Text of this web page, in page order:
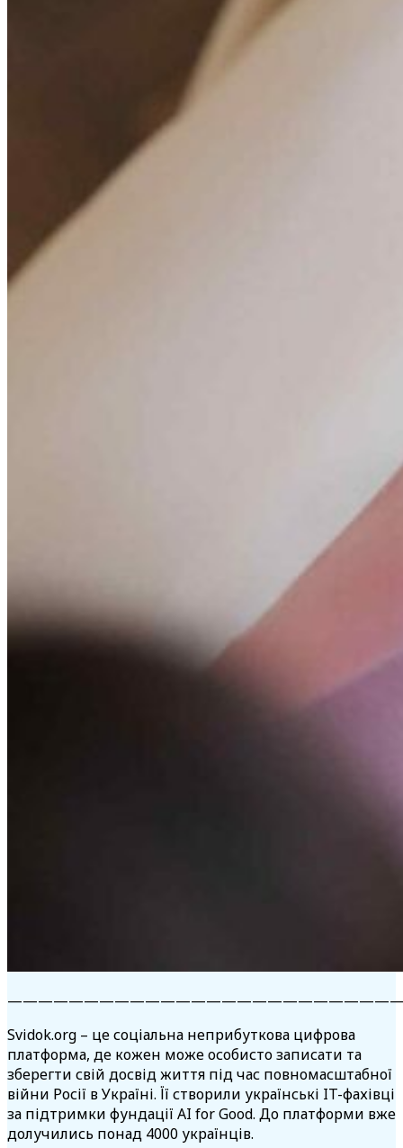
Svidok.org – цесоціальна неприбуткова цифрова
платформа, де кожен може особисто записати та
зберегти свій досвід життя під час повномасштабної
війни Росії в Україні. Її створили українські IT-фахівці
за підтримки фундації AI for Good. До платформи вже
долучились понад 4000 українців.